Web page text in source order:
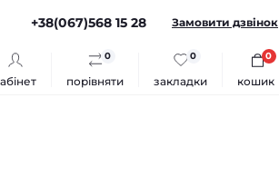
+38(067)568 15 28 Замовити дзвінок
порівняти
0
закладки
0
кошик
0